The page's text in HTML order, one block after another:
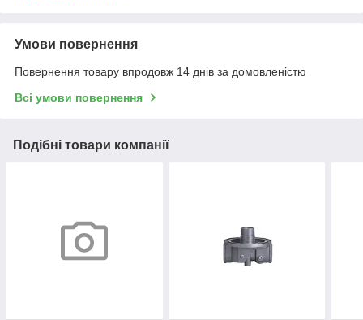
Умови повернення
Повернення товару впродовж 14 днів за домовленістю
Всі умови повернення
Подібні товари компанії